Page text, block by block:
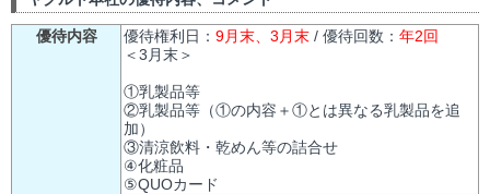
優待内容 優待権利日： 9月末、3月末 / 優待回数： 年2回
＜3月末＞
①乳製品等
②乳製品等（①の内容＋①とは異なる乳製品を追
加）
③清涼飲料・乾めん等の詰合せ
④化粧品
⑤QUOカード